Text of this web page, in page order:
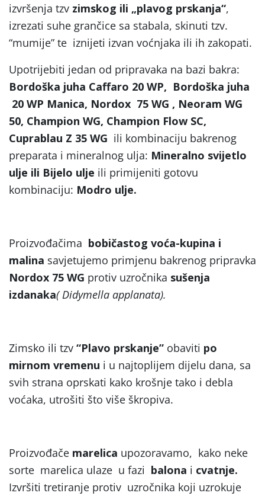
izvršenja tzv zimskog ili „plavog prskanja“,
izrezati suhe grančice sa stabala, skinuti tzv.
“mumije” te iznijeti izvan voćnjaka ili ih zakopati.
Upotrijebiti jedan od pripravaka na bazi bakra:
Bordoška juha Caffaro 20 WP, Bordoška juha
20 WP Manica, Nordox 75 WG , Neoram WG
50, Champion WG, Champion Flow SC,
Cuprablau Z 35 WG ili kombinaciju bakrenog
preparata i mineralnog ulja: Mineralno svijetlo
ulje ili Bijelo ulje ili primijeniti gotovu
kombinaciju: Modro ulje.
Proizvođačima bobičastog voća-kupina i
malina savjetujemo primjenu bakrenog pripravka
Nordox 75 WG protiv uzročnika sušenja
izdanaka( Didymella applanata).
Zimsko ili tzv “Plavo prskanje” obaviti po
mirnom vremenu i u najtoplijem dijelu dana, sa
svih strana oprskati kako krošnje tako i debla
voćaka, utrošiti što više škropiva.
Proizvođače marelica upozoravamo, kako neke
sorte marelica ulaze u fazi balona i cvatnje.
Izvršiti tretiranje protiv uzročnika koji uzrokuje